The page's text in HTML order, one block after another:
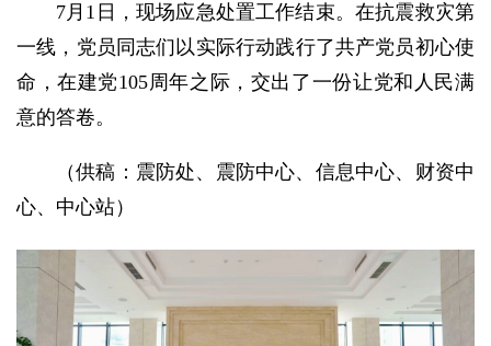
7月1日，现场应急处置工作结束。在抗震救灾第
一线，党员同志们以实际行动践行了共产党员初心使
命，在建党105周年之际，交出了一份让党和人民满
意的答卷。
（供稿：震防处、震防中心、信息中心、财资中
心、中心站）